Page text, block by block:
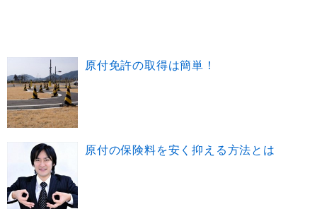
原付免許の取得は簡単！
原付の保険料を安く抑える方法とは